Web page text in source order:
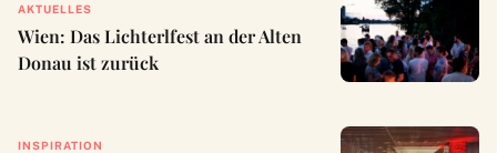
AKTUELLES
Wien: Das Lichterlfest an der Alten
Donau ist zurück
INSPIRATION